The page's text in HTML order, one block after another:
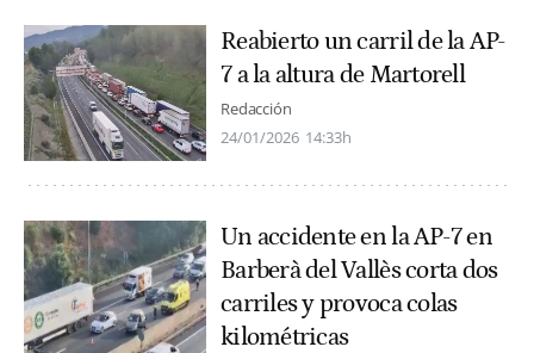
Reabierto un carril de la AP-
7 a la altura de Martorell
Redacción
24/01/2026 14:33h
Un accidente en la AP-7 en
Barberà del Vallès corta dos
carriles y provoca colas
kilométricas